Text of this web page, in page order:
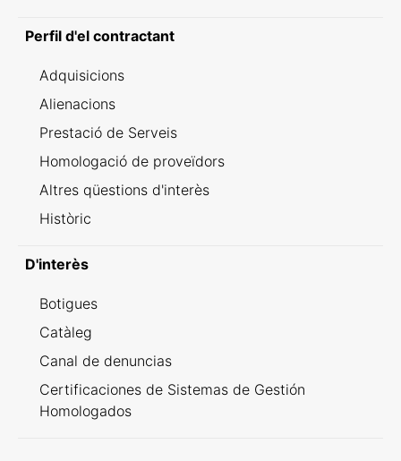
Perfil d'el contractant
Adquisicions
Alienacions
Prestació de Serveis
Homologació de proveïdors
Altres qüestions d'interès
Històric
D'interès
Botigues
Catàleg
Canal de denuncias
Certificaciones de Sistemas de Gestión
Homologados